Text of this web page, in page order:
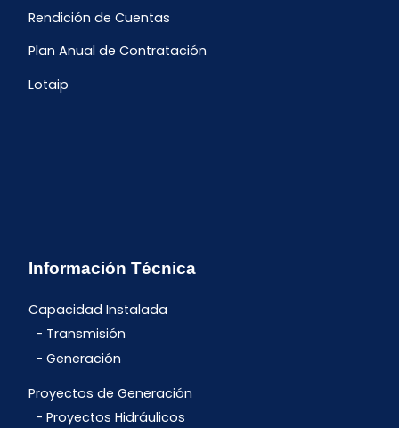
Rendición de Cuentas
Plan Anual de Contratación
Lotaip
Información Técnica
Capacidad Instalada
Transmisión
Generación
Proyectos de Generación
Proyectos Hidráulicos